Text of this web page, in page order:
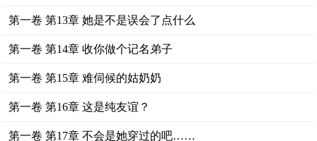
第一卷 第13章 她是不是误会了点什么
第一卷 第14章 收你做个记名弟子
第一卷 第15章 难伺候的姑奶奶
第一卷 第16章 这是纯友谊？
第一卷 第17章 不会是她穿过的吧……